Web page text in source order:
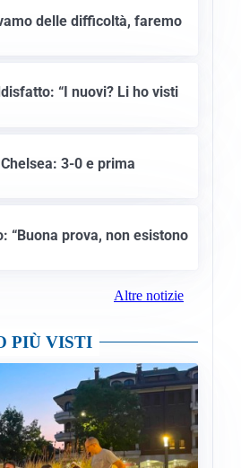
delle difficoltà, faremo
“I nuovi? Li ho visti
3-0 e prima
“Buona prova, non esistono
Altre notizie
PIÙ VISTI